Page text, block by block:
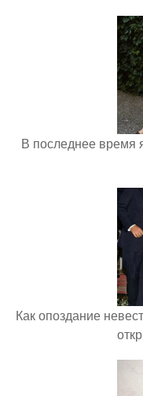
В последнее время
Как опоздание